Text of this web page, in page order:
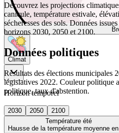
Climat
Horizon temporel
2030 2050
2100
Température été
Hausse de la température moyenne
Découvrez les projections
canicule, température estivale,
sécheresses des sols. Données
horizons 2030, 2050 et 2100.
Données politiques
Résultats des élections municipales
législatives 2022. Couleur politique
politique, taux d'abstention.